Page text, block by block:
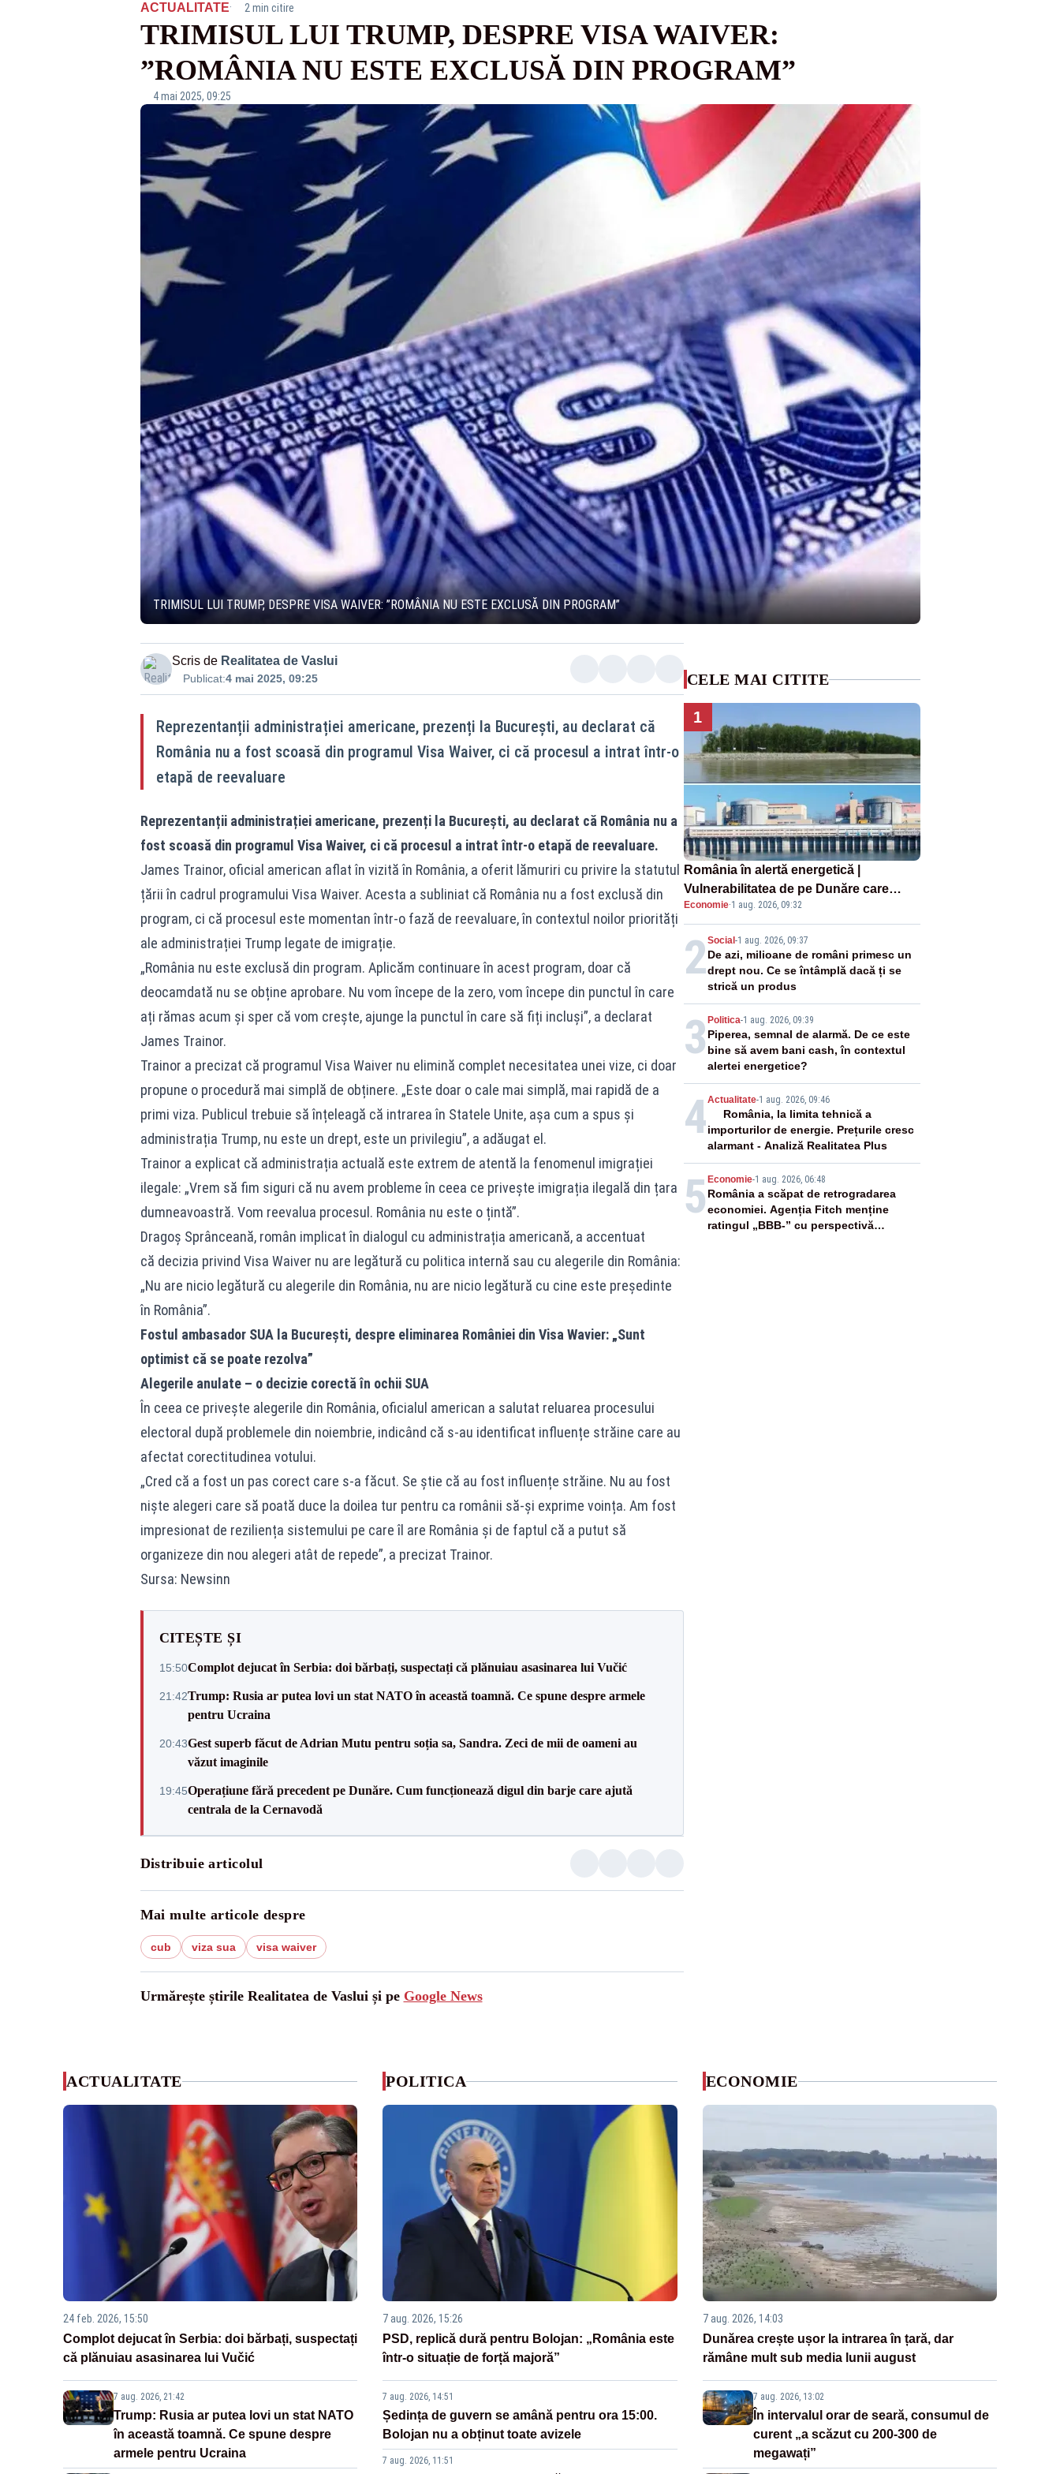
ACTUALITATE· 2 min citire
TRIMISUL LUI TRUMP, DESPRE VISA WAIVER:
”ROMÂNIA NU ESTE EXCLUSĂ DIN PROGRAM”
4 mai 2025, 09:25
TRIMISUL LUI TRUMP, DESPRE VISA WAIVER: ”ROMÂNIA NU ESTE EXCLUSĂ DIN PROGRAM”
Scris de Realitatea de Vaslui
Publicat:4 mai 2025, 09:25
Reprezentanții administrației americane, prezenți la București, au declarat că
România nu a fost scoasă din programul Visa Waiver, ci că procesul a intrat într-o
etapă de reevaluare
Reprezentanții administrației americane, prezenți la București, au declarat că România nu a
fost scoasă din programul Visa Waiver, ci că procesul a intrat într-o etapă de reevaluare.
James Trainor, oficial american aflat în vizită în România, a oferit lămuriri cu privire la statutul
țării în cadrul programului Visa Waiver. Acesta a subliniat că România nu a fost exclusă din
program, ci că procesul este momentan într-o fază de reevaluare, în contextul noilor priorități
ale administrației Trump legate de imigrație.
„România nu este exclusă din program. Aplicăm continuare în acest program, doar că
deocamdată nu se obține aprobare. Nu vom începe de la zero, vom începe din punctul în care
ați rămas acum și sper că vom crește, ajunge la punctul în care să fiți incluși”, a declarat
James Trainor.
Trainor a precizat că programul Visa Waiver nu elimină complet necesitatea unei vize, ci doar
propune o procedură mai simplă de obținere. „Este doar o cale mai simplă, mai rapidă de a
primi viza. Publicul trebuie să înțeleagă că intrarea în Statele Unite, așa cum a spus și
administrația Trump, nu este un drept, este un privilegiu”, a adăugat el.
Trainor a explicat că administrația actuală este extrem de atentă la fenomenul imigrației
ilegale: „Vrem să fim siguri că nu avem probleme în ceea ce privește imigrația ilegală din țara
dumneavoastră. Vom reevalua procesul. România nu este o țintă”.
Dragoș Sprânceană, român implicat în dialogul cu administrația americană, a accentuat
că decizia privind Visa Waiver nu are legătură cu politica internă sau cu alegerile din România:
„Nu are nicio legătură cu alegerile din România, nu are nicio legătură cu cine este președinte
în România”.
Fostul ambasador SUA la București, despre eliminarea României din Visa Wavier: „Sunt
optimist că se poate rezolva”
Alegerile anulate – o decizie corectă în ochii SUA
În ceea ce privește alegerile din România, oficialul american a salutat reluarea procesului
electoral după problemele din noiembrie, indicând că s-au identificat influențe străine care au
afectat corectitudinea votului.
„Cred că a fost un pas corect care s-a făcut. Se știe că au fost influențe străine. Nu au fost
niște alegeri care să poată duce la doilea tur pentru ca românii să-și exprime voința. Am fost
impresionat de reziliența sistemului pe care îl are România și de faptul că a putut să
organizeze din nou alegeri atât de repede”, a precizat Trainor.
Sursa: Newsinn
CITEȘTE ȘI
15:50Complot dejucat în Serbia: doi bărbați, suspectați că plănuiau asasinarea lui Vučić
21:42Trump: Rusia ar putea lovi un stat NATO în această toamnă. Ce spune despre armele
pentru Ucraina
20:43Gest superb făcut de Adrian Mutu pentru soția sa, Sandra. Zeci de mii de oameni au
văzut imaginile
19:45Operațiune fără precedent pe Dunăre. Cum funcționează digul din barje care ajută
centrala de la Cernavodă
Distribuie articolul
Mai multe articole despre
cub viza sua visa waiver
Urmărește știrile Realitatea de Vaslui și pe Google News
CELE MAI CITITE
1
România în alertă energetică |
Vulnerabilitatea de pe Dunăre care
pune în pericol Centrala Cernavodă era
cunoscută de pe vremea lui Ceaușescu
Economie·1 aug. 2026, 09:32
2Social -1 aug. 2026, 09:37
De azi, milioane de români primesc un
drept nou. Ce se întâmplă dacă ți se
strică un produs
3 Politica-1 aug. 2026, 09:39
Piperea, semnal de alarmă. De ce este
bine să avem bani cash, în contextul
alertei energetice?
4Actualitate-1 aug. 2026, 09:46
România, la limita tehnică a
importurilor de energie. Prețurile cresc
alarmant - Analiză Realitatea Plus
5 Economie-1 aug. 2026, 06:48
România a scăpat de retrogradarea
economiei. Agenția Fitch menține
ratingul „BBB-” cu perspectivă
ACTUALITATE
24 feb. 2026, 15:50
Complot dejucat în Serbia: doi bărbați, suspectați
că plănuiau asasinarea lui Vučić
7 aug. 2026, 21:42
Trump: Rusia ar putea lovi un stat NATO
în această toamnă. Ce spune despre
armele pentru Ucraina
POLITICA
7 aug. 2026, 15:26
PSD, replică dură pentru Bolojan: „România este
într-o situație de forță majoră”
7 aug. 2026, 14:51
Ședința de guvern se amână pentru ora 15:00.
Bolojan nu a obținut toate avizele
7 aug. 2026, 11:51
ECONOMIE
7 aug. 2026, 14:03
Dunărea crește ușor la intrarea în țară, dar
rămâne mult sub media lunii august
7 aug. 2026, 13:02
În intervalul orar de seară, consumul de
curent „a scăzut cu 200-300 de
megawați”